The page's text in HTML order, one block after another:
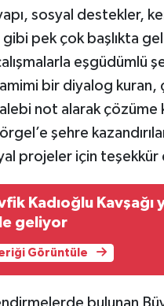
sosyal destekler,
pek çok başlıkta
eşgüdümlü
bir diyalog kuran,
not alarak çözüme
şehre
projeler için
Kadıoğlu Kavşağı
geliyor
Görüntüle
bulunan